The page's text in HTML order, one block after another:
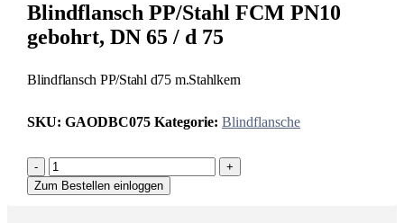
Blindflansch PP/Stahl FCM PN10
gebohrt, DN 65 / d 75
Blindflansch PP/Stahl d75 m.Stahlkern
SKU: GAODBC075 Kategorie: Blindflansche
-
+
Zum Bestellen einloggen